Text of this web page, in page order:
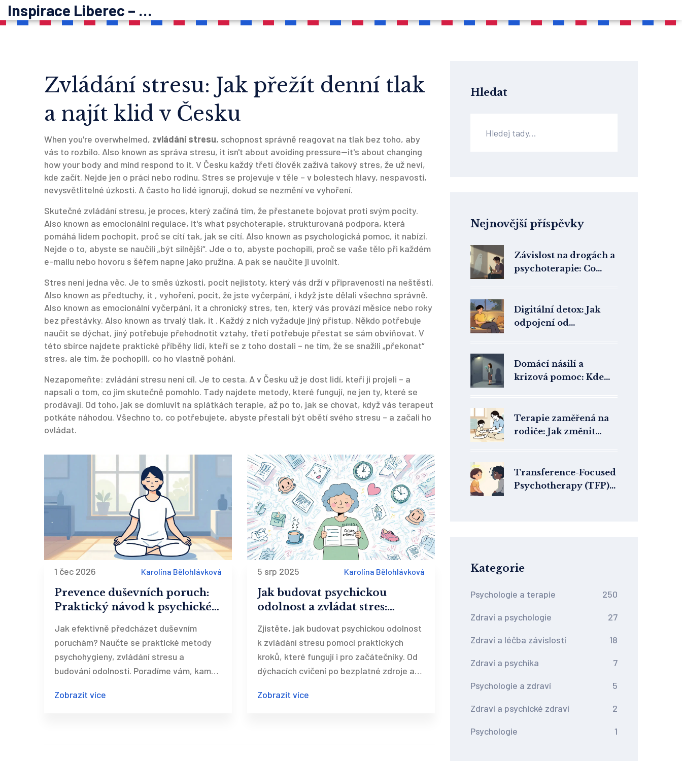
Inspirace Liberec – psychoterapie
Zvládání stresu: Jak přežít denní tlak
a najít klid v Česku
When you're overwhelmed, zvládání stresu, schopnost správně reagovat na tlak bez toho, aby
vás to rozbilo. Also known as správa stresu, it isn't about avoiding pressure—it's about changing
how your body and mind respond to it. V Česku každý třetí člověk zažívá takový stres, že už neví,
kde začít. Nejde jen o práci nebo rodinu. Stres se projevuje v těle – v bolestech hlavy, nespavosti,
nevysvětlitelné úzkosti. A často ho lidé ignorují, dokud se nezmění ve vyhoření.
Skutečné zvládání stresu, je proces, který začíná tím, že přestanete bojovat proti svým pocity.
Also known as emocionální regulace, it's what psychoterapie, strukturovaná podpora, která
pomáhá lidem pochopit, proč se cítí tak, jak se cítí. Also known as psychologická pomoc, it nabízí.
Nejde o to, abyste se naučili „být silnější“. Jde o to, abyste pochopili, proč se vaše tělo při každém
e-mailu nebo hovoru s šéfem napne jako pružina. A pak se naučíte ji uvolnit.
Stres není jedna věc. Je to směs úzkosti, pocit nejistoty, který vás drží v připravenosti na neštěstí.
Also known as předtuchy, it , vyhoření, pocit, že jste vyčerpání, i když jste dělali všechno správně.
Also known as emocionální vyčerpání, it a chronický stres, ten, který vás provází měsíce nebo roky
bez přestávky. Also known as trvalý tlak, it . Každý z nich vyžaduje jiný přístup. Někdo potřebuje
naučit se dýchat, jiný potřebuje přehodnotit vztahy, třetí potřebuje přestat se sám obviňovat. V
této sbírce najdete praktické příběhy lidí, kteří se z toho dostali – ne tím, že se snažili „překonat“
stres, ale tím, že pochopili, co ho vlastně pohání.
Nezapomeňte: zvládání stresu není cíl. Je to cesta. A v Česku už je dost lidí, kteří ji projeli – a
napsali o tom, co jim skutečně pomohlo. Tady najdete metody, které fungují, ne jen ty, které se
prodávají. Od toho, jak se domluvit na splátkách terapie, až po to, jak se chovat, když vás terapeut
potkáte náhodou. Všechno to, co potřebujete, abyste přestali být obětí svého stresu – a začali ho
ovládat.
1 čec 2026 Karolína Bělohlávková
Prevence duševních poruch:
Praktický návod k psychické
Jak efektivně předcházet duševním
poruchám? Naučte se praktické metody
psychohygieny, zvládání stresu a
budování odolnosti. Poradíme vám, kam
Zobrazit více
5 srp 2025 Karolína Bělohlávková
Jak budovat psychickou
odolnost a zvládat stres:
den
Zjistěte, jak budovat psychickou odolnost
k zvládání stresu pomocí praktických
kroků, které fungují i pro začátečníky. Od
dýchacích cvičení po bezplatné zdroje a
Zobrazit více
Hledat
Nejnovější příspěvky
Závislost na drogách a
psychoterapie: Co
Digitální detox: Jak
odpojení od
Domácí násilí a
krizová pomoc: Kde
Terapie zaměřená na
rodiče: Jak změnit
Transference-Focused
Psychotherapy (TFP)
Kategorie
Psychologie a terapie 250
Zdraví a psychologie 27
Zdraví a léčba závislostí 18
Zdraví a psychika 7
Psychologie a zdraví 5
Zdraví a psychické zdraví 2
Psychologie 1